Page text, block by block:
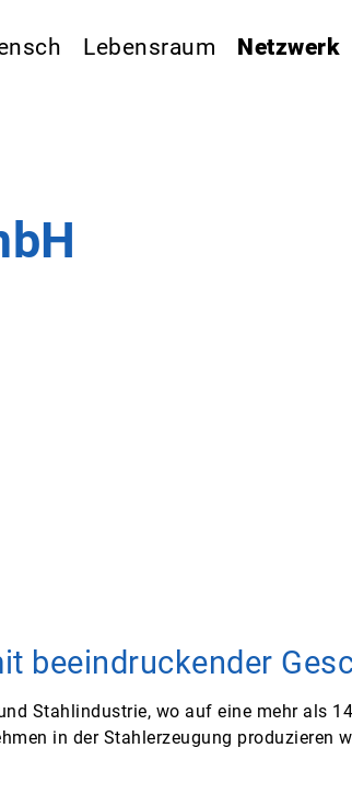
Lebensraum Netzwerk
beeindruckender
Stahlindustrie, wo auf eine mehr als
in der Stahlerzeugung produzieren